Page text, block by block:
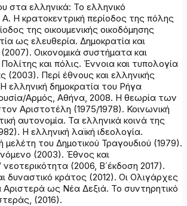
στα ελληνικά: Το ελληνικό
Η κρατοκεντρική περίοδος της πόλης
της οικουμενικής οικοδόμησης
ως ελευθερία. Δημοκρατία και
Οικονομικά συστήματα και
και πόλις. Έννοια και τυπολογία
(2003). Περί έθνους και ελληνικής
ελληνική δημοκρατία του Ρήγα
Αρμός, Αθήνα, 2008. Η θεωρία των
Αριστοτέλη (1975/1978). Κοινωνική
αυτονομία. Τα ελληνικά κοινά της
Η ελληνική λαϊκή ιδεολογία.
μελέτη του Δημοτικού Τραγουδιού (1979).
(2003). Έθνος και
νεοτερικότητα (2006, Β΄έκδοση 2017).
δυναστικό κράτος (2012). Οι Ολιγάρχες
Αριστερά ως Νέα Δεξιά. Το συντηρητικό
(2016).